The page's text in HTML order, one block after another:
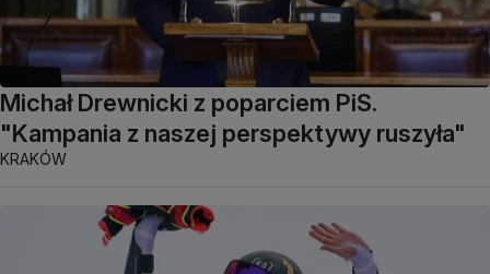
Michał Drewnicki z poparciem PiS.
"Kampania z naszej perspektywy ruszyła"
KRAKÓW